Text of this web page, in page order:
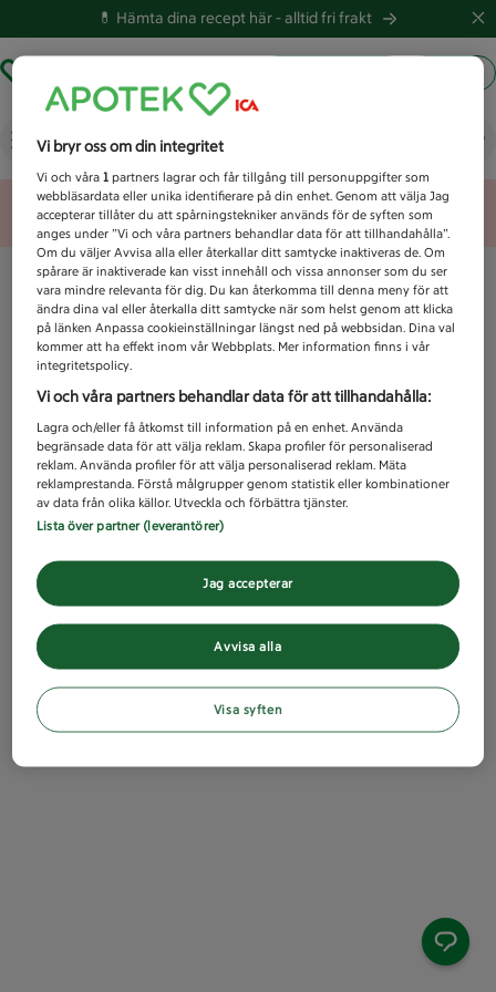
💊 Hämta dina recept här -alltid fri frakt
Vad letar du efter idag?
Unknown error
Vi bryr oss om din integritet
Vi och våra1 partners lagrar och får tillgång till personuppgifter som
webbläsardata eller unika identifierare på din enhet. Genom att välja Jag
accepterar tillåter du att spårningstekniker används för de syften som
anges under ”Vi och våra partners behandlar data för att tillhandahålla”.
Om du väljer Avvisa alla eller återkallar ditt samtycke inaktiveras de. Om
spårare är inaktiverade kan visst innehåll och vissa annonser som du ser
vara mindre relevanta för dig. Du kan återkomma till denna meny för att
ändra dina val eller återkalla ditt samtycke när som helst genom att klicka
på länken Anpassa cookieinställningar längst ned på webbsidan. Dina val
kommer att ha effekt inom vår Webbplats. Mer information finns i vår
integritetspolicy.
Vi och våra partners behandlar data för att tillhandahålla:
Lagra och/eller få åtkomst till information på en enhet. Använda
begränsade data för att välja reklam. Skapa profiler för personaliserad
reklam. Använda profiler för att välja personaliserad reklam. Mäta
reklamprestanda. Förstå målgrupper genom statistik eller kombinationer
av data från olika källor. Utveckla och förbättra tjänster.
Lista över partner (leverantörer)
Avvisa alla
Jag accepterar
Visa syften